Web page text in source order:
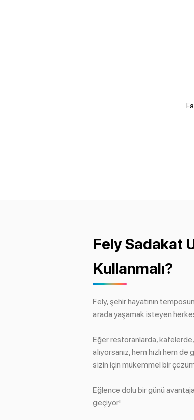
Fely Sadakat
Kullanmalı?
Fely, şehir hayatının
arada yaşamak isteyen
Eğer restoranlarda,
alıyorsanız, hem hızlı hem
sizin için mükemmel bir
Eğlence dolu bir günü
geçiyor!